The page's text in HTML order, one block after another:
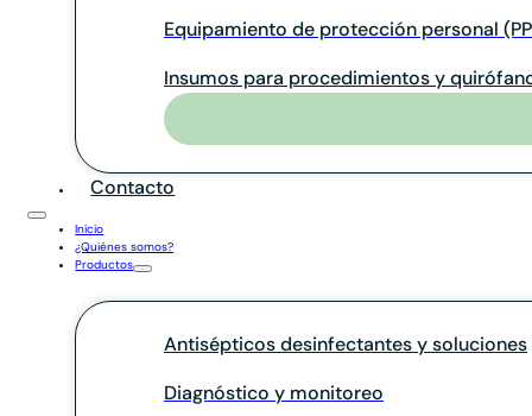
Equipamiento de protección personal
Insumos para procedimientos y
Contacto
Inicio
¿Quiénes somos?
Productos
Antisépticos desinfectantes y soluciones
Diagnóstico y monitoreo